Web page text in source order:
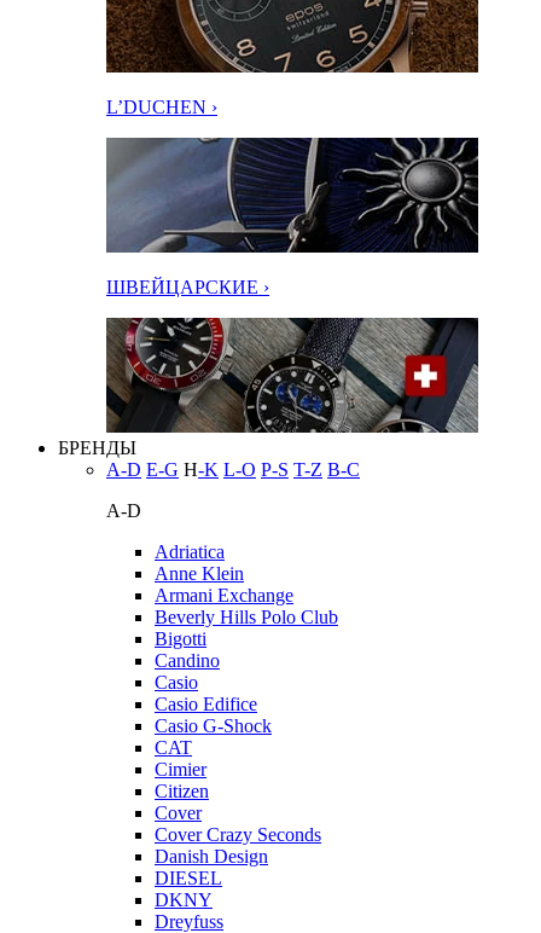
L’DUCHEN ›
ШВЕЙЦАРСКИЕ ›
БРЕНДЫ
A-D E-G H-K L-O P-S T-Z В-С
A-D
Adriatica
Anne Klein
Armani Exchange
Beverly Hills Polo Club
Bigotti
Candino
Casio
Casio Edifice
Casio G-Shock
CAT
Cimier
Citizen
Cover
Cover Crazy Seconds
Danish Design
DIESEL
DKNY
Dreyfuss